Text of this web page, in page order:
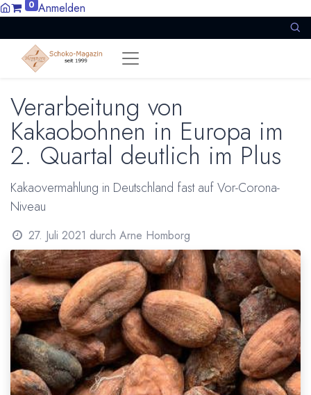
0 Anmelden
Verarbeitung von
Kakaobohnen in Europa im
2. Quartal deutlich im Plus
Kakaovermahlung in Deutschland fast auf Vor-Corona-
Niveau
27. Juli 2021 durch Arne Homborg